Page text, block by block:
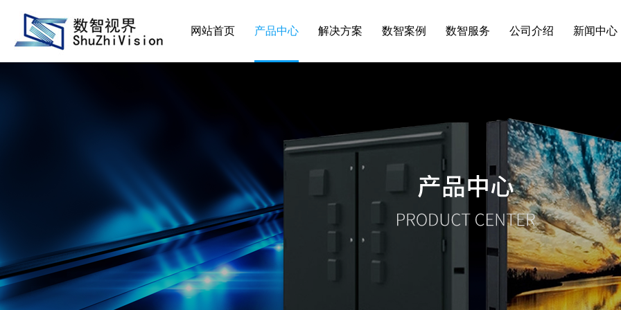
网站首页 产品中心 解决方案 数智案例 数智服务 公司介绍 新闻中心